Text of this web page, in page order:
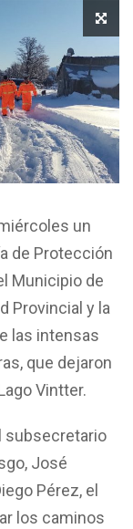
un
de Protección
Municipio de
Provincial y la
las intensas
que dejaron
Vintter.
subsecretario
José
Pérez, el
los caminos